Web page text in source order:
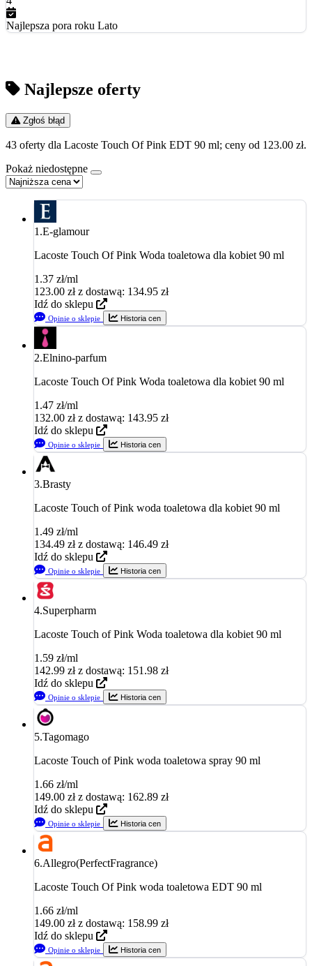
Najlepsza pora roku Lato
Najlepsze oferty
Zgłoś błąd
43 oferty dla Lacoste Touch Of Pink EDT 90 ml; ceny od 123.00 zł.
Pokaż niedostępne
1.E-glamour
Lacoste Touch Of Pink Woda toaletowa dla kobiet 90 ml
1.37 zł/ml
123.00 zł z dostawą: 134.95 zł
Idź do sklepu
Opinie o sklepie Historia cen
2.Elnino-parfum
Lacoste Touch Of Pink Woda toaletowa dla kobiet 90 ml
1.47 zł/ml
132.00 zł z dostawą: 143.95 zł
Idź do sklepu
Opinie o sklepie Historia cen
3.Brasty
Lacoste Touch of Pink woda toaletowa dla kobiet 90 ml
1.49 zł/ml
134.49 zł z dostawą: 146.49 zł
Idź do sklepu
Opinie o sklepie Historia cen
4.Superpharm
Lacoste Touch of Pink Woda toaletowa dla kobiet 90 ml
1.59 zł/ml
142.99 zł z dostawą: 151.98 zł
Idź do sklepu
Opinie o sklepie Historia cen
5.Tagomago
Lacoste Touch of Pink woda toaletowa spray 90 ml
1.66 zł/ml
149.00 zł z dostawą: 162.89 zł
Idź do sklepu
Opinie o sklepie Historia cen
6.Allegro(PerfectFragrance)
Lacoste Touch Of Pink woda toaletowa EDT 90 ml
1.66 zł/ml
149.00 zł z dostawą: 158.99 zł
Idź do sklepu
Opinie o sklepie Historia cen